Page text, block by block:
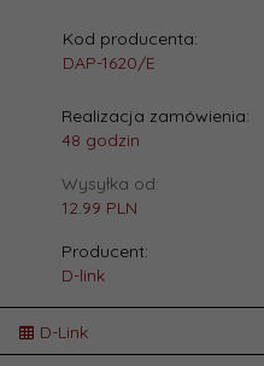
Kod producenta:
DAP-1620/E
Realizacja zamówienia:
48 godzin
Wysyłka od:
12.99 PLN
Producent:
D-link
D-Link